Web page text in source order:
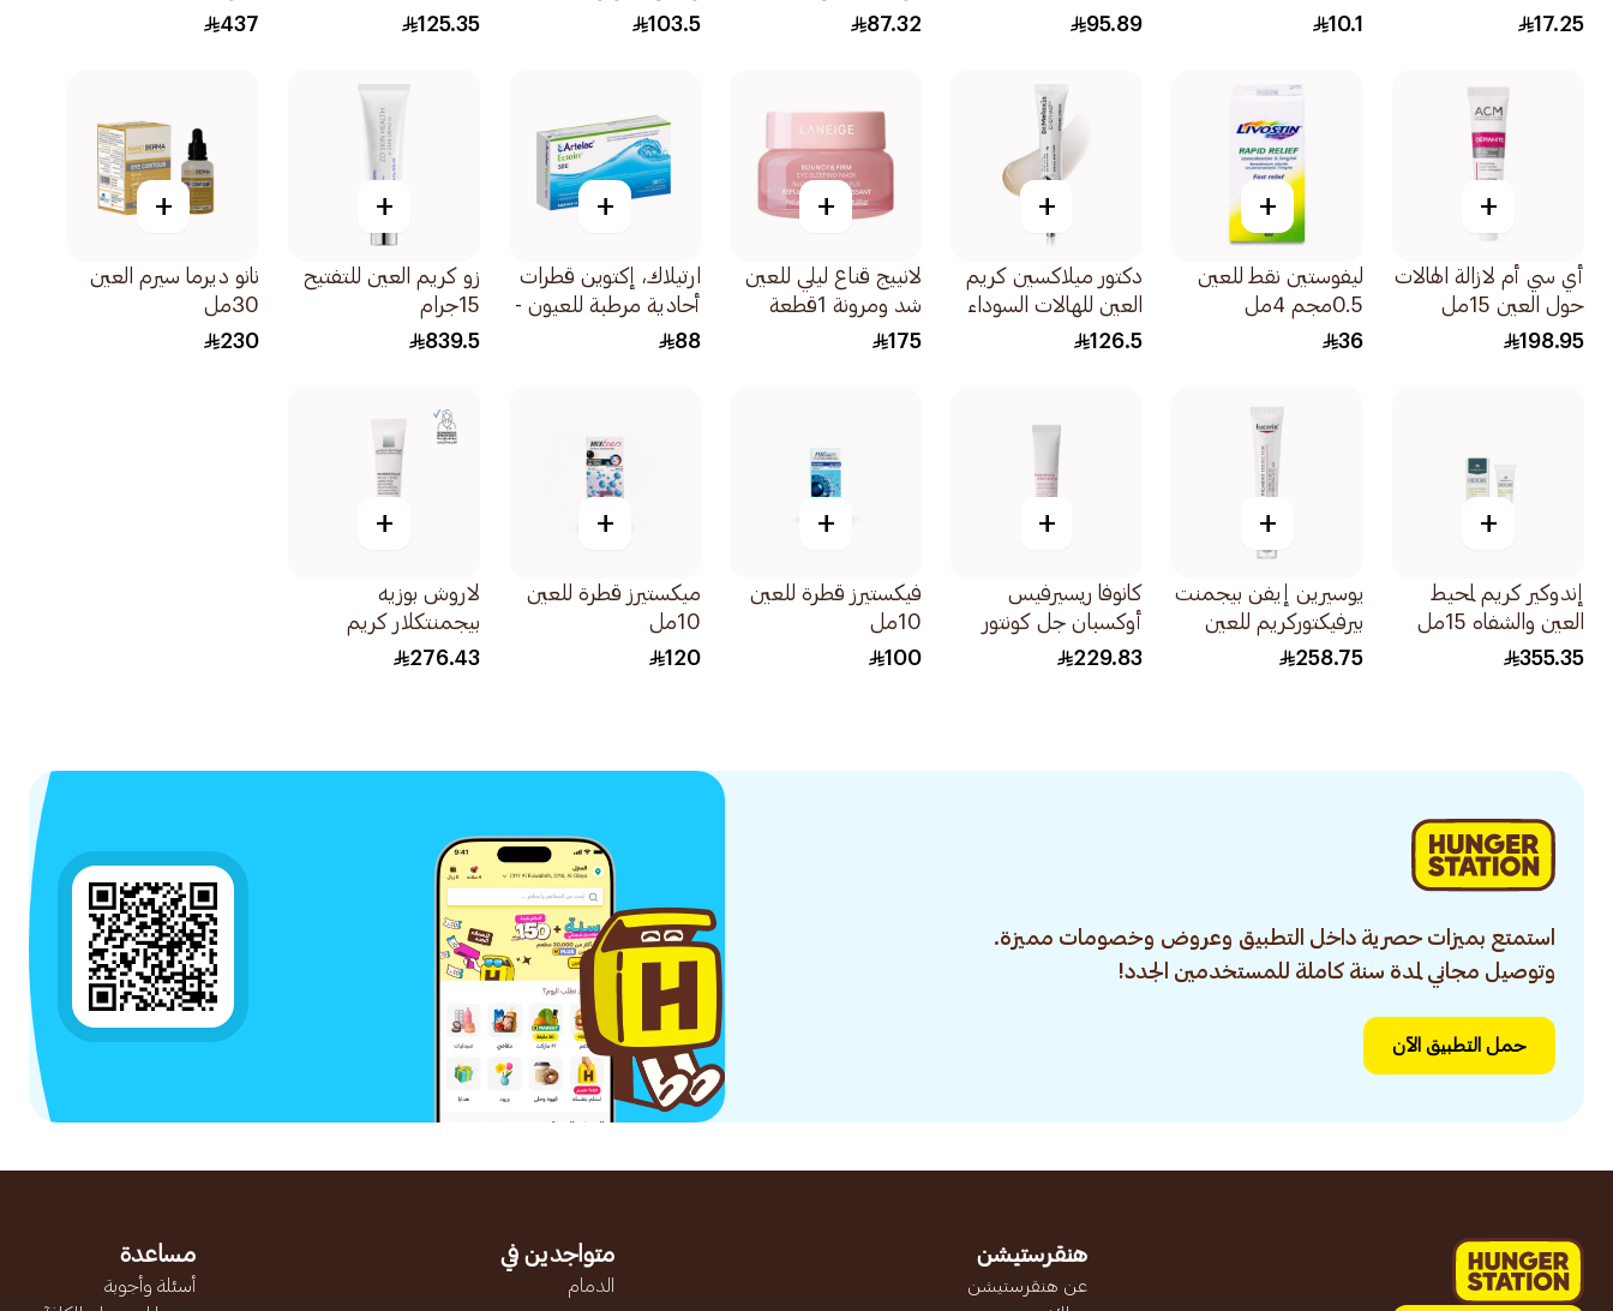
17.25
10.1
95.89
87.32
بمحيط العين 30مل
103.5
125.35
437
+
أي سي أم لازالة الهالات
حول العين 15مل
198.95
+
ليفوستين نقط للعين
0.5مجم 4مل
36
+
دكتور ميلاكسين كريم
العين للهالات السوداء
10مل
126.5
+
لانييج قناع ليلي للعين
شد ومرونة 1قطعة
175
+
ارتيلاك، إكتوين قطرات
أحادية مرطبة للعيون -
30 وحدة 1قطعة
88
+
زو كريم العين للتفتيح
15جرام
839.5
+
نانو ديرما سيرم العين
30مل
230
+
إندوكير كريم لمحيط
العين والشفاه 15مل
355.35
+
يوسيرين إيفن بيجمنت
بيرفيكتوركريم للعين
للهالات السوداء 15مل
258.75
+
كانوفا ریسیرفیس
أوكسبان جل كونتور
للعين 15مل
229.83
+
فيكستيرز قطرة للعين
10مل
100
+
ميكستيرز قطرة للعين
10مل
120
+
لاروش بوزيه
بيجمنتكلار كريم
مصحح للهالات السوداء
276.43
استمتع بميزات حصرية داخل التطبيق وعروض وخصومات مميزة.
وتوصيل مجاني لمدة سنة كاملة للمستخدمين الجدد!
حمل التطبيق الآن
هنقرستيشن
عن هنقرستيشن
متواجدين في
الدمام
مساعدة
أسئلة وأجوبة